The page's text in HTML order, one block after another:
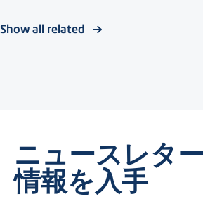
Show all related
ニュースレタ
情報を入手